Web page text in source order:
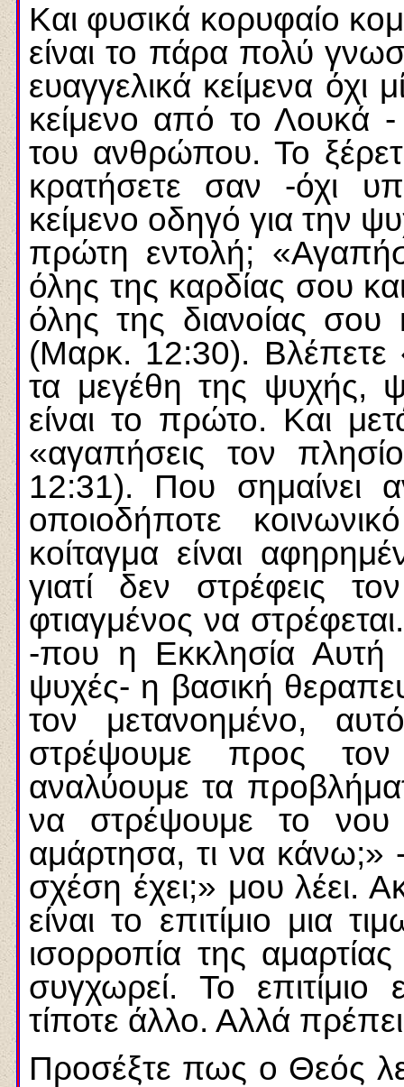
Και φυσικά κορυφαίο
είναι το πάρα πολύ
ευαγγελικά κείμενα
κείμενο από το Λουκά
του ανθρώπου. Το
κρατήσετε σαν -όχι
κείμενο οδηγό για την
πρώτη εντολή;
όλης της καρδίας σου
όλης της διανοίας
(Μαρκ. 12:30). Βλέπετε
τα μεγέθη της ψυχής,
είναι το πρώτο. Και
«αγαπήσεις τον
12:31). Που σημαίνει
οποιοδήποτε
κοίταγμα είναι
γιατί δεν στρέφεις
φτιαγμένος να
-που η Εκκλησία Αυτή
ψυχές- η βασική
τον μετανοημένο,
στρέψουμε προς
αναλύουμε τα
να στρέψουμε το
αμάρτησα, τι να κάνω;»
σχέση έχει;» μου λέει.
είναι το επιτίμιο μια
ισορροπία της
συγχωρεί. Το επιτίμιο
τίποτε άλλο. Αλλά
Προσέξτε πως ο Θεός